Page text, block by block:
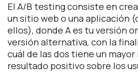
El A/B testing consiste en
un sitio web o una aplicación
ellos), donde A es tu versión
versión alternativa, con la
cuál de las dos tiene un
resultado positivo sobre los